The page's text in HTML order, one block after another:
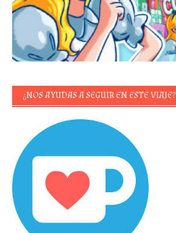
¿NOS AYUDAS A SEGUIR EN ESTE VIAJE?